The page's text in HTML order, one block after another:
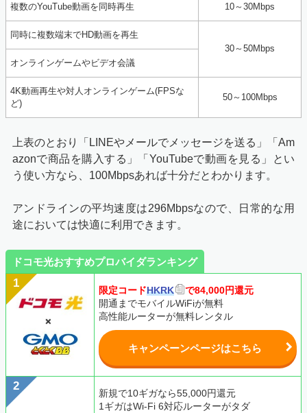
複数のYouTube動画を同時再生 10～30Mbps
同時に複数端末でHD動画を再生
30～50Mbps
オンラインゲームやビデオ会議
4K動画再生や対人オンラインゲーム(FPSな
ど)
50～100Mbps
上表のとおり「LINEやメールでメッセージを送る」「Am
azonで商品を購入する」「YouTubeで動画を見る」とい
う使い方なら、100Mbpsあれば十分だとわかります。
アンドラインの平均速度は296Mbpsなので、日常的な用
途においては快適に利用できます。
ドコモ光おすすめプロバイダランキング
限定コードHKRK
で84,000円還元
開通までモバイルWiFiが無料
高性能ルーターが無料レンタル
キャンペーンページはこちら
新規で10ギガなら55,000円還元
1ギガはWi-Fi 6対応ルーターがタダ